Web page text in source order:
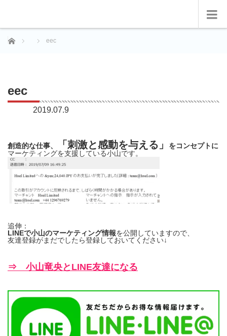
ホーム eec
eec
2019.07.9
創造的な仕事、 「刺激と感動を与える」
をコンセプトに
マーケティングを支援している小山です。
追伸：
LINEで小山のマーケティング情報を公開していますので、
友達登録がまだでしたら登録しておいてください↓
⇒ 小山竜央とLINE友達になる